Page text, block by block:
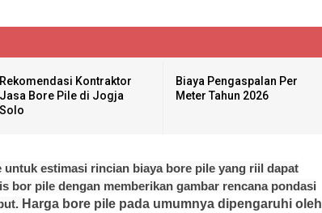
Rekomendasi Kontraktor
Jasa Bore Pile di Jogja
Solo
Biaya Pengaspalan Per
Meter Tahun 2026
estimasi rincian biaya bore pile yang riil dapat
bor pile dengan memberikan gambar rencana pondasi
Harga bore pile pada umumnya dipengaruhi oleh